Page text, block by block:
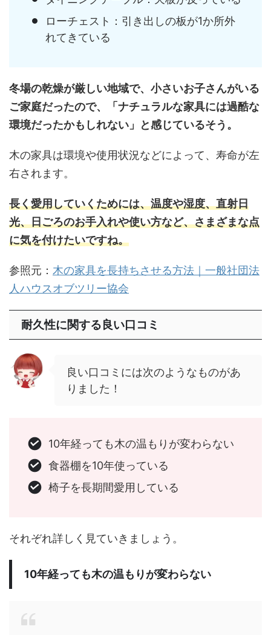
ローチェスト：引き出しの板が1か所外
れてきている
冬場の乾燥が厳しい地域で、小さいお子さんがいる
ご家庭だったので、「ナチュラルな家具には過酷な
環境だったかもしれない」と感じているそう。
木の家具は環境や使用状況などによって、寿命が左
右されます。
長く愛用していくためには、温度や湿度、直射日
光、日ごろのお手入れや使い方など、さまざまな点
に気を付けたいですね。
参照元： 木の家具を長持ちさせる方法｜一般社団法
人ハウスオブツリー協会
耐久性に関する良い口コミ
良い口コミには次のようなものがあ
りました！
10年経っても木の温もりが変わらない
食器棚を10年使っている
椅子を長期間愛用している
それぞれ詳しく見ていきましょう。
10年経っても木の温もりが変わらない